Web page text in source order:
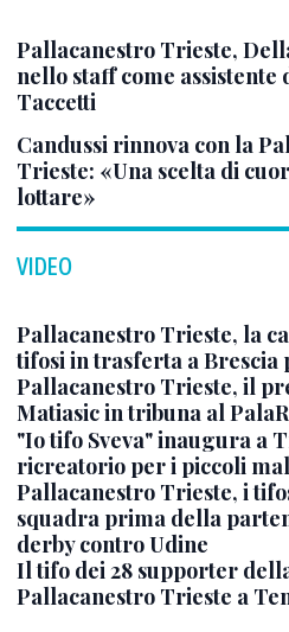
Pallacanestro Trieste,
nello staff come assistente
Taccetti
Candussi rinnova con la
Trieste: «Una scelta di
lottare»
VIDEO
Pallacanestro Trieste, la
tifosi in trasferta a Brescia
Pallacanestro Trieste, il
Matiasic in tribuna al
"Io tifo Sveva" inaugura a
ricreatorio per i piccoli
Pallacanestro Trieste, i
squadra prima della
derby contro Udine
Il tifo dei 28 supporter
Pallacanestro Trieste a